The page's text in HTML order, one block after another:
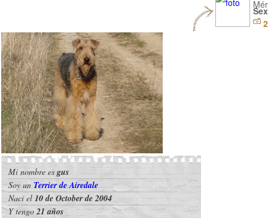
Mi nombre es gus
Soy un Terrier de Airedale
Nací el 10 de October de 2004
Y tengo21 años